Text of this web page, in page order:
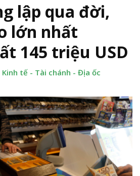
lập qua đời,
lớn nhất
145 triệu USD
Kinh tế - Tài chánh - Địa ốc